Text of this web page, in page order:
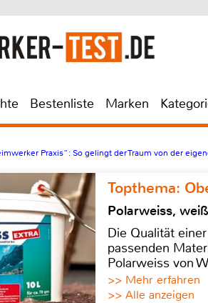
Bestenliste Marken
Praxis“: So gelingt der Traum von der
Topthema:
Polarweiss,
Die Qualität
passenden
Polarweiss von
>> Mehr erfahren
>> Alle anzeigen